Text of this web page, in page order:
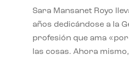
Sara Mansanet Royo
años dedicándose a la
profesión que ama
las cosas. Ahora mismo,